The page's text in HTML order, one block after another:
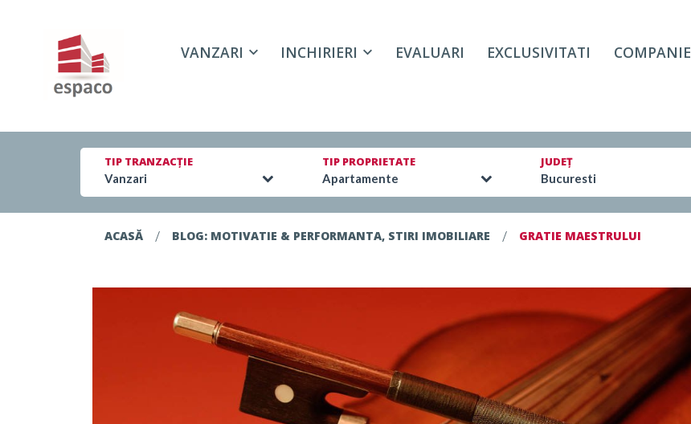
VANZARI INCHIRIERI EVALUARI EXCLUSIVITATI COMPANIE
TIP TRANZACȚIE
Vanzari
TIP PROPRIETATE
Apartamente
JUDEȚ
Bucuresti
ACASĂ / BLOG: MOTIVATIE & PERFORMANTA, STIRI IMOBILIARE / GRATIE MAESTRULUI